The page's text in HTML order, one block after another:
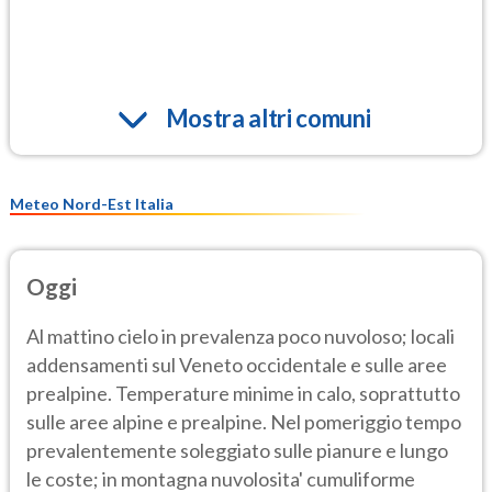
Mostra altri comuni
Meteo Nord-Est Italia
Oggi
Al mattino cielo in prevalenza poco nuvoloso; locali
addensamenti sul Veneto occidentale e sulle aree
prealpine. Temperature minime in calo, soprattutto
sulle aree alpine e prealpine. Nel pomeriggio tempo
prevalentemente soleggiato sulle pianure e lungo
le coste; in montagna nuvolosita' cumuliforme